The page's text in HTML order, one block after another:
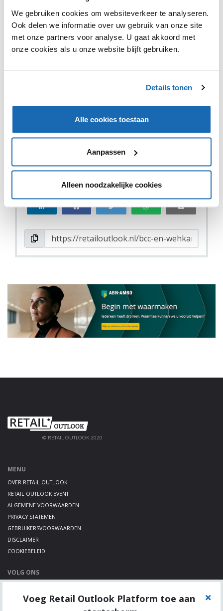
We gebruiken cookies om websiteverkeer te analyseren.
Ook delen we informatie over uw gebruik van onze site
met onze partners voor analyse. U gaat akkoord met
onze cookies als u onze website blijft gebruiken.
Details tonen
Alle cookies toestaan
Aanpassen
Alleen noodzakelijke cookies
BCC en Wehkamp gaan op meerdere fronten een
exclusieve samenwerking met elkaar aan. Zo zal BCC
allereerst het volledige elektronica assortiment van het
online warenhuis overnemen. Op termijn zal de
samenwerking verder worden uitgebreid en zal BCC ook
de toekomst ook gebruik gaan maken van de fysieke
start gaan.
VIND IK LEUK VIND IK LEUK
DEEL DIT IN JOUW NETWERK
© RETAIL OUTLOOK 2020
MENU
OVER RETAIL OUTLOOK
RETAIL OUTLOOK EVENT
ALGEMENE VOORWAARDEN
PRIVACY STATEMENT
GEBRUIKERSVOORWAARDEN
DISCLAIMER
COOKIEBELEID
VOLG ONS
TWITTER
Voeg Retail Outlook Platform toe aan